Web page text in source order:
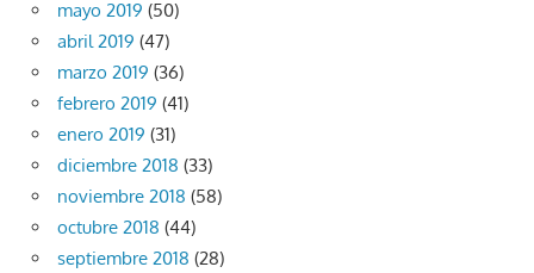
mayo 2019 (50)
abril 2019 (47)
marzo 2019 (36)
febrero 2019 (41)
enero 2019 (31)
diciembre 2018 (33)
noviembre 2018 (58)
octubre 2018 (44)
septiembre 2018 (28)